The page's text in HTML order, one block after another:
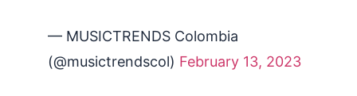
— MUSICTRENDS Colombia
(@musictrendscol) February 13, 2023